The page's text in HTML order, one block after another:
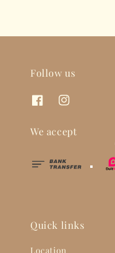
Follow us
We accept
Quick links
Location